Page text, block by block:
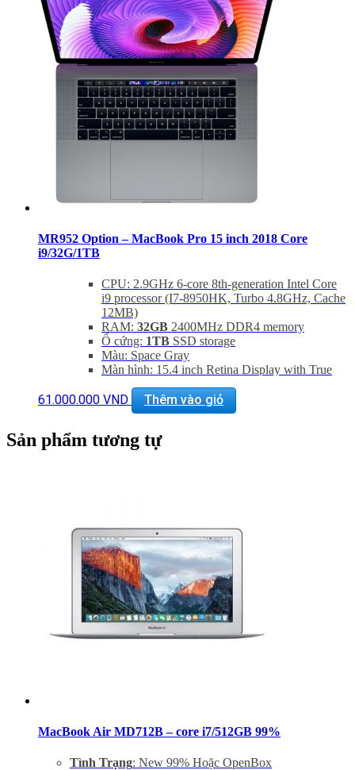
Bảo Hành 12 tháng
Hỗ trợ cài đặt phần mềm miễn phí trọn đời
MR952 Option – MacBook Pro 15 inch 2018 Core
i9/32G/1TB
CPU: 2.9GHz 6-core 8th-generation Intel Core
i9 processor (I7-8950HK, Turbo 4.8GHz, Cache
12MB)
RAM: 32GB 2400MHz DDR4 memory
Ổ cứng: 1TB SSD storage
Màu: Space Gray
Màn hình: 15.4 inch Retina Display with True
GPU: Radeon Pro 560X with 4GB of GDDR5
memory
Mới 100% Bảo Hành 12 tháng chính hãng
61.000.000 VND Thêm vào giỏ
Sản phẩm tương tự
MacBook Air MD712B – core i7/512GB 99%
Tình Trạng: New 99% Hoặc OpenBox